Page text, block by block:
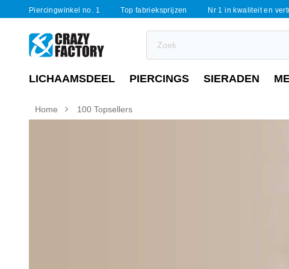
Piercingwinkel no. 1 Top fabrieksprijzen Nr 1 in kwaliteit en
LICHAAMSDEEL PIERCINGS SIERADEN
Home 100 Topsellers